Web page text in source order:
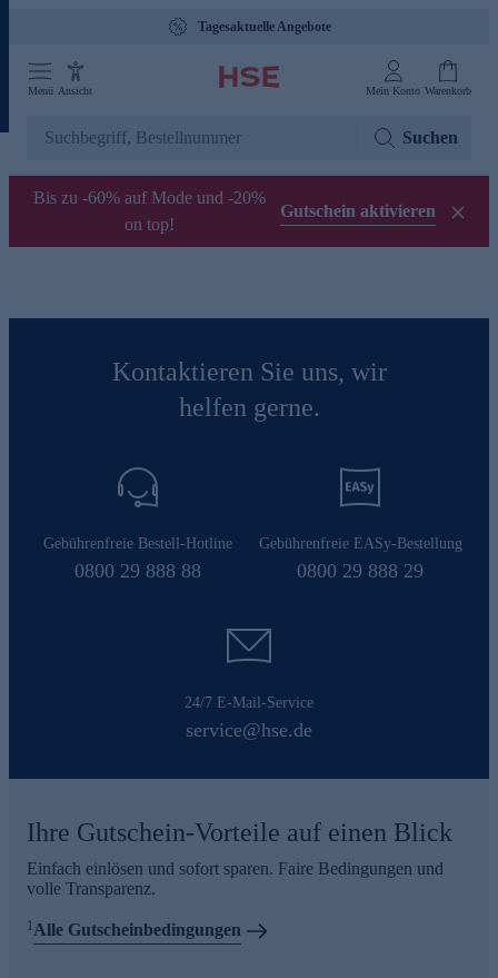
Tagesaktuelle Angebote
Menü Ansicht Mein Konto Warenkorb
Suchen
Bis zu -60% auf Mode und -20%
on top!
Gutschein aktivieren
Kontaktieren Sie uns, wir
helfen gerne.
Gebührenfreie Bestell-Hotline
0800 29 888 88
Gebührenfreie EASy-Bestellung
0800 29 888 29
24/7 E-Mail-Service
service@hse.de
Ihre Gutschein-Vorteile auf einen Blick
Einfach einlösen und sofort sparen. Faire Bedingungen und
volle Transparenz.
1Alle Gutscheinbedingungen